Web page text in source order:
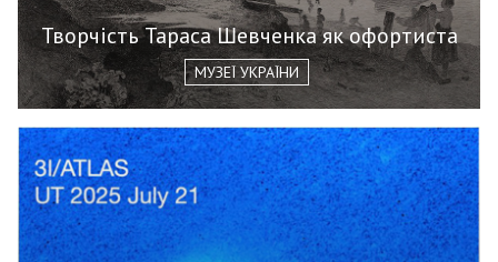
Творчість Тараса Шевченка як офортиста
МУЗЕЇ УКРАЇНИ